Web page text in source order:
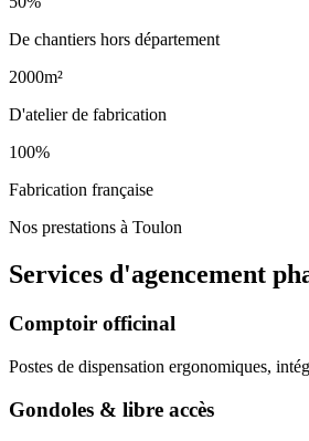
De chantiers hors département
2000m²
D'atelier de fabrication
100%
Fabrication française
Nos prestations à Toulon
Services d'agencement
Comptoir officinal
Postes de dispensation ergonomiques,
Gondoles & libre accès